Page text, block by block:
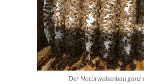
Der Naturwabenbau ganz